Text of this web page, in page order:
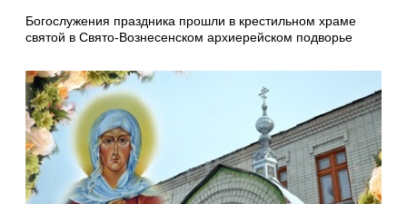
Богослужения праздника прошли в крестильном храме
святой в Свято-Вознесенском архиерейском подворье